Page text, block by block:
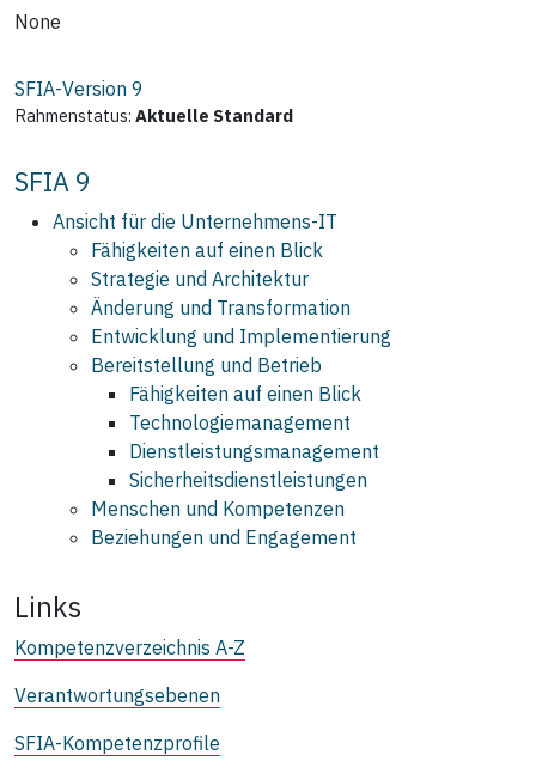
None
SFIA-Version 9
Rahmenstatus: Aktuelle Standard
SFIA 9
Ansicht für die Unternehmens‑IT
Fähigkeiten auf einen Blick
Strategie und Architektur
Änderung und Transformation
Entwicklung und Implementierung
Bereitstellung und Betrieb
Fähigkeiten auf einen Blick
Technologiemanagement
Dienstleistungsmanagement
Sicherheitsdienstleistungen
Menschen und Kompetenzen
Beziehungen und Engagement
Links
Kompetenzverzeichnis A-Z
Verantwortungsebenen
SFIA-Kompetenzprofile